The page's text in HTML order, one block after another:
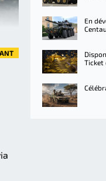
En
Ticket